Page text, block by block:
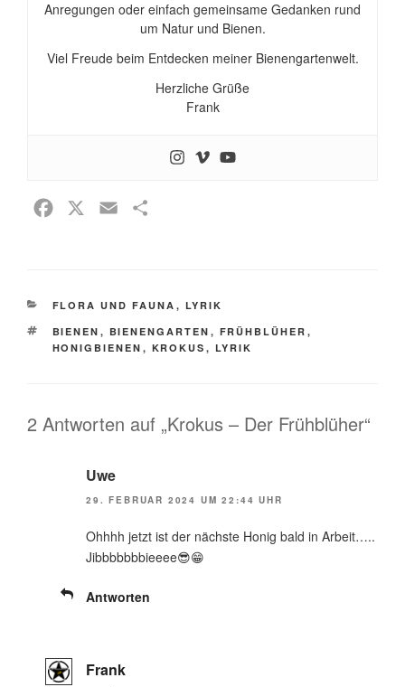
Anregungen oder einfach gemeinsame Gedanken rund
um Natur und Bienen.
Viel Freude beim Entdecken meiner Bienengartenwelt.
Herzliche Grüße
Frank
b
o
l
e
n
KATEGORIEN
FLORA UND FAUNA , LYRIK
SCHLAGWÖRTER
BIENEN , BIENENGARTEN , FRÜHBLÜHER ,
HONIGBIENEN , KROKUS , LYRIK
2 Antworten auf „Krokus – Der Frühblüher“
Uwe
29. FEBRUAR 2024 UM 22:44 UHR
Ohhhh jetzt ist der nächste Honig bald in Arbeit…..
Jibbbbbbbieeee😎😁
Antworten
Frank